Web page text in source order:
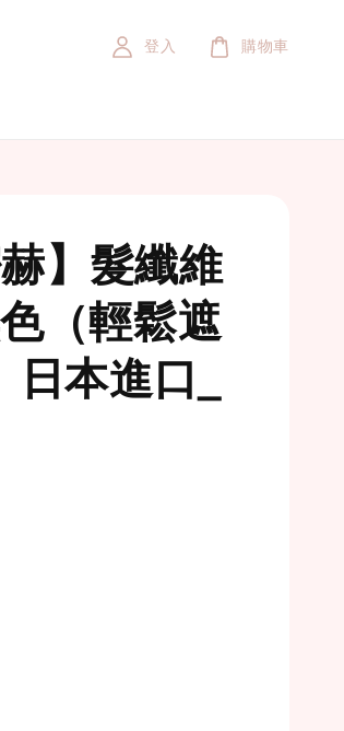
登入 購物車
】髮纖維
（輕鬆遮
日本進口_